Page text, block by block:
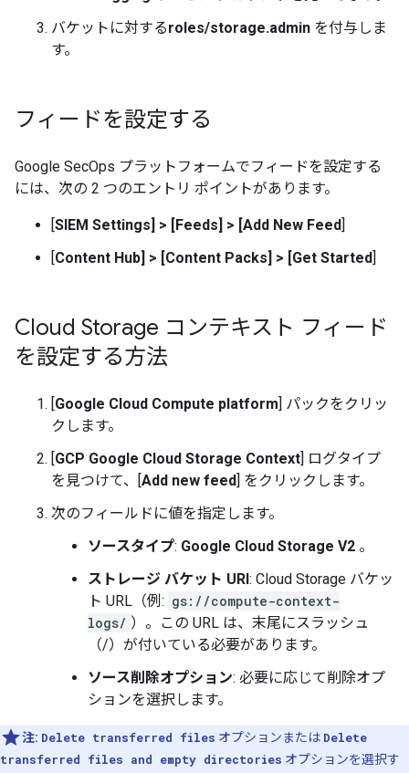
バケットに対するroles/storage.admin を付与しま
す。
フィードを設定する
Google SecOps プラットフォームでフィードを設定する
には、次の 2 つのエントリ ポイントがあります。
[SIEM Settings] > [Feeds] > [Add New Feed]
[Content Hub] > [Content Packs] > [Get Started]
Cloud Storage コンテキスト フィード
を設定する方法
[Google Cloud Compute platform] パックをクリッ
クします。
[GCP Google Cloud Storage Context] ログタイプ
を見つけて、[Add new feed] をクリックします。
次のフィールドに値を指定します。
ソースタイプ: Google Cloud Storage V2 。
ストレージ バケット URI: Cloud Storage バケッ
ト URL（例: gs://compute-context-
logs/ ）。この URL は、末尾にスラッシュ
（/）が付いている必要があります。
ソース削除オプション: 必要に応じて削除オプ
ションを選択します。
注: Delete transferred files オプションまたは Delete
transferred files and empty directories オプションを選択す